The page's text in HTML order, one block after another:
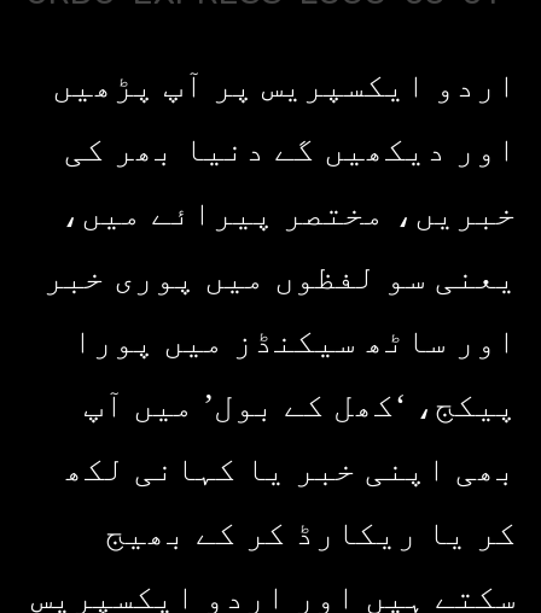
اردو ایکسپریس پر آپ پڑھیں
اور دیکھیں گے دنیا بھر کی
خبریں، مختصر پیرائے میں،
یعنی سو لفظوں میں پوری خبر
اور ساٹھ سیکنڈز میں پورا
پیکج، ‘کھل کے بول’ میں آپ
بھی اپنی خبر یا کہانی لکھ
کر یا ریکارڈ کر کے بھیج
سکتے ہیں اور اردو ایکسپریس